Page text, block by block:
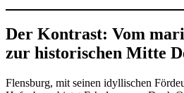
Der Kontrast: Vom
zur historischen Mitte
Flensburg, mit seinen idyllischen